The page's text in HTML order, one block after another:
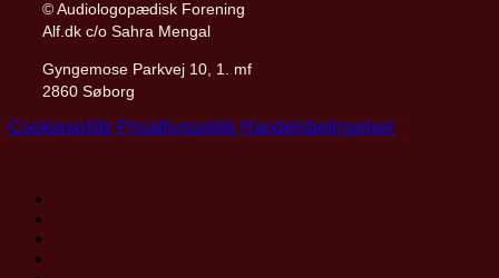
© Audiologopædisk Forening
Alf.dk c/o Sahra Mengal
Gyngemose Parkvej 10, 1. mf
2860 Søborg
Cookiepolitik Privatlivspolitik Handelsbetingelser